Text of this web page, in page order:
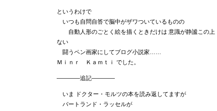
というわけで
いつも自問自答で脳中がザワついているものの
自動人形のごとく絵を描くときだけは 意識が静謐この上
ない
闘うペン画家にしてブログ小説家……
Ｍｉｎｒ Ｋａｍｔｉ でした。
――――追記――――
いま ドクター・モルツの本を読み返してますが
バートランド・ラッセルが